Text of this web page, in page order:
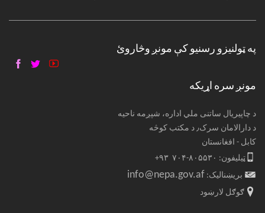
په ټولنیزو رسنیو کې مونږ وڅاروئ
مونږ سره اړیکه
د چاپیریال ساتنی ملي اداره، شپږمه ناحیه
د دارالامان سرک٫ د مکتب کوڅه
کابل - افغانستان
ټیلیفون: ۸۰۵۵۳۰-۷۰۴ ۹۳+
بریښنالیک: info@nepa.gov.af
ګوګل لارښود